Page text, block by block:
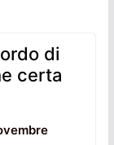
di
certa